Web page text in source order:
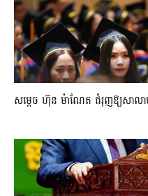
សម្តេច ហ៊ុន ម៉ាណែត ជំរុញឱ្យសាល